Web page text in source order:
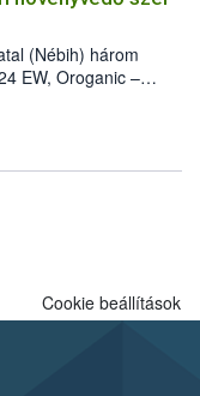
(Nébih) három
EW, Oroganic –
követően,
elleni további
termesztésben is
Cookie beállítások